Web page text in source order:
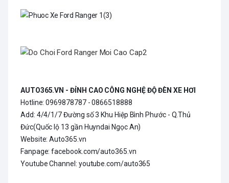
AUTO365.VN - ĐỈNH CAO CÔNG NGHỆ ĐỘ ĐÈN XE HƠI
Hotline: 0969878787 - 0866518888
Add: 4/4/1/7 Đường số 3 Khu Hiệp Bình Phước - Q.Thủ
Đức(Quốc lộ 13 gần Huyndai Ngọc An)
Website: Auto365.vn
Fanpage: facebook.com/auto365.vn
Youtube Channel: youtube.com/auto365